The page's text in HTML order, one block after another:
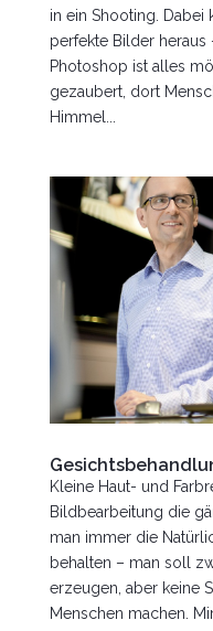
in ein Shooting.
perfekte Bilder heraus
Photoshop ist alles
gezaubert, dort
Himmel...
Kleine Haut- und
Bildbearbeitung die
man immer die
behalten – man soll
erzeugen, aber keine
Menschen machen.